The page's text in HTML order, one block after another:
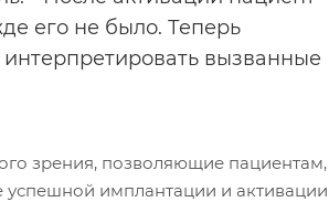
его не было. Теперь
вызванные
зрения, позволяющие пациентам,
имплантации и активации